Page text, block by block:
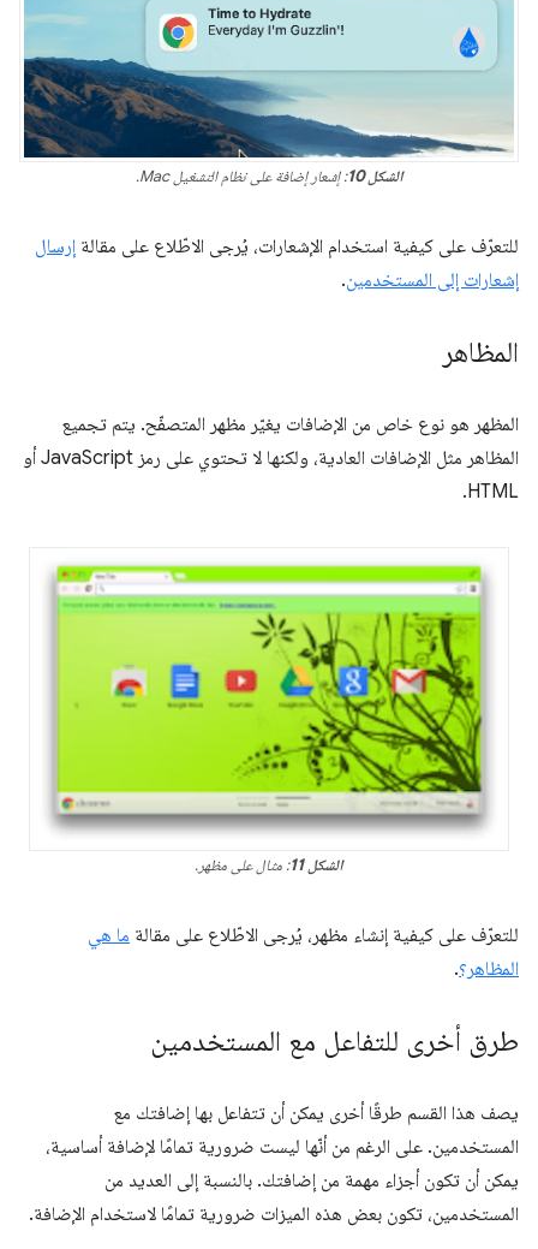
الشكل 10 : إشعار إضافة على نظام التشغيل Mac.
للتعرّف على كيفية استخدام الإشعارات، يُرجى الاطّلاع على مقالة إرسال
إشعارات إلى المستخدمين.
المظاهر
المظهر هو نوع خاص من الإضافات يغيّر مظهر المتصفّح. يتم تجميع
المظاهر مثل الإضافات العادية، ولكنها لا تحتوي على رمز JavaScript أو
HTML.
الشكل 11 : مثال على مظهر.
للتعرّف على كيفية إنشاء مظهر، يُرجى الاطّلاع على مقالة ما هي
المظاهر؟.
طرق أخرى للتفاعل مع المستخدمين
يصف هذا القسم طرقًا أخرى يمكن أن تتفاعل بها إضافتك مع
المستخدمين. على الرغم من أنّها ليست ضرورية تمامًا لإضافة أساسية،
يمكن أن تكون أجزاء مهمة من إضافتك. بالنسبة إلى العديد من
المستخدمين، تكون بعض هذه الميزات ضرورية تمامًا لاستخدام الإضافة.